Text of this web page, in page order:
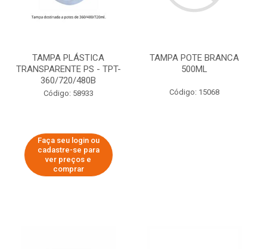
TAMPA PLÁSTICA
TRANSPARENTE PS - TPT-
360/720/480B
Código: 58933
Faça seu login ou
cadastre-se para
ver preços e
comprar
TAMPA POTE BRANCA
500ML
Código: 15068